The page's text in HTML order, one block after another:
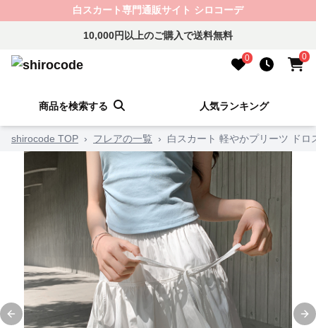
白スカート専門通販サイト シロコーデ
10,000円以上のご購入で送料無料
0 0
商品を検索する 人気ランキング
shirocode TOP › フレアの一覧 › 白スカート 軽やかプリーツ ドロ
Previous slide